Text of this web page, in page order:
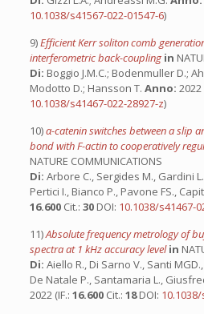
10.1038/s41567-022-01547-6)
9)Efficient Kerr soliton comb
interferometric back-coupling in
Di: Boggio J.M.C.; Bodenmuller D.;
Modotto D.; Hansson T. Anno: 2022
10.1038/s41467-022-28927-z)
10)α-catenin switches between a slip
bond with F-actin to cooperatively
NATURE COMMUNICATIONS
Di: Arbore C., Sergides M., Gardini
Pertici I., Bianco P., Pavone FS.,
16.600 Cit.: 30 DOI: 10.1038/s41467-
11)Absolute frequency metrology of
spectra at 1 kHz accuracy levelin
Di: Aiello R., Di Sarno V., Santi
De Natale P., Santamaria L.,
2022 (IF.: 16.600 Cit.: 18DOI: